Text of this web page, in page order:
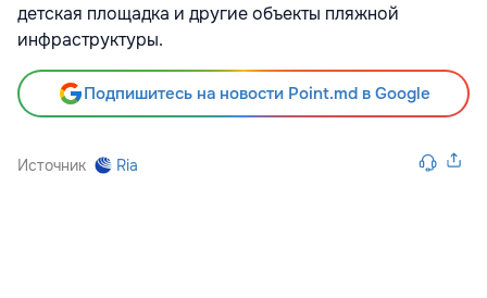
детская площадка и другие объекты пляжной
инфраструктуры.
Подпишитесь на новости Point.md в Google
Источник Ria